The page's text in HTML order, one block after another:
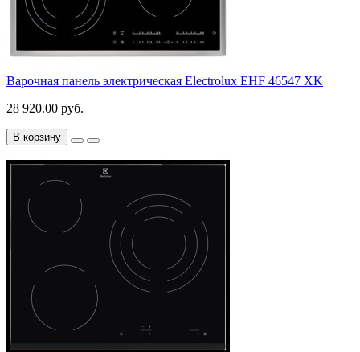
Варочная панель электрическая Electrolux EHF 46547 XK
28 920.00 руб.
В корзину